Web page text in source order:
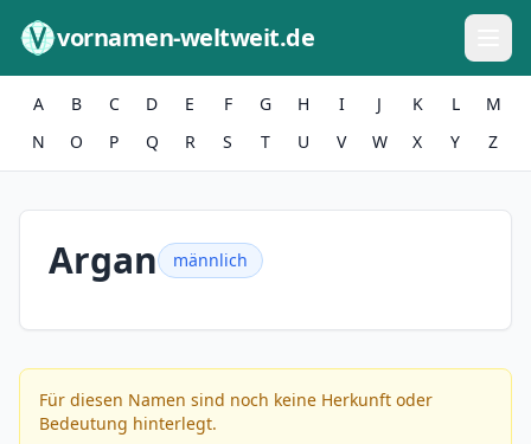
vornamen-weltweit.de
A B C D E F G H I J K L
M
N
O P Q R S T U V W X Y Z
Argan männlich
Für diesen Namen sind noch keine Herkunft oder
Bedeutung hinterlegt.